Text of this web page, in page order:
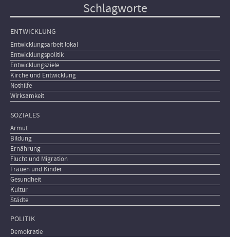
Schlagworte
ENTWICKLUNG
Entwicklungsarbeit lokal
Entwicklungspolitik
Entwicklungsziele
Kirche und Entwicklung
Nothilfe
Wirksamkeit
SOZIALES
Armut
Bildung
Ernährung
Flucht und Migration
Frauen und Kinder
Gesundheit
Kultur
Städte
POLITIK
Demokratie